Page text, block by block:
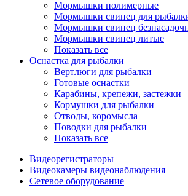
Мормышки полимерные
Мормышки свинец для
Мормышки свинец
Мормышки свинец литые
Показать все
Оснастка для рыбалки
Вертлюги для рыбалки
Готовые оснастки
Карабины, крепежи, застежки
Кормушки для рыбалки
Отводы, коромысла
Поводки для рыбалки
Показать все
Видеорегистраторы
Видеокамеры видеонаблюдения
Сетевое оборудование